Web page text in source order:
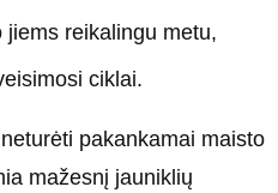
reikalingu metu,
ciklai.
pakankamai maisto
mažesnį jauniklių